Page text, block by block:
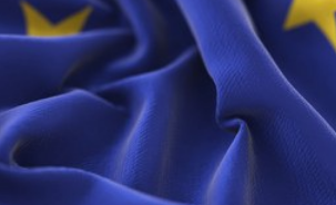
Contatti
Seguici